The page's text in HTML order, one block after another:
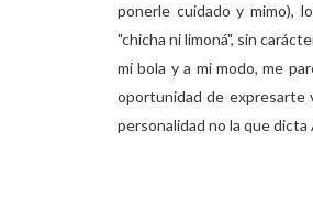
ponerle cuidado y mimo),
"chicha ni limoná", sin
mi bola y a mi modo, me
oportunidad de expresarte
personalidad no la que